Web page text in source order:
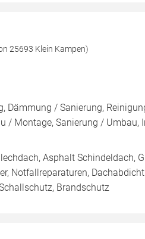
25693 Klein Kampen)
Dämmung / Sanierung,
/ Montage, Sanierung / Umbau,
Asphalt Schindeldach,
Notfallreparaturen,
Brandschutz